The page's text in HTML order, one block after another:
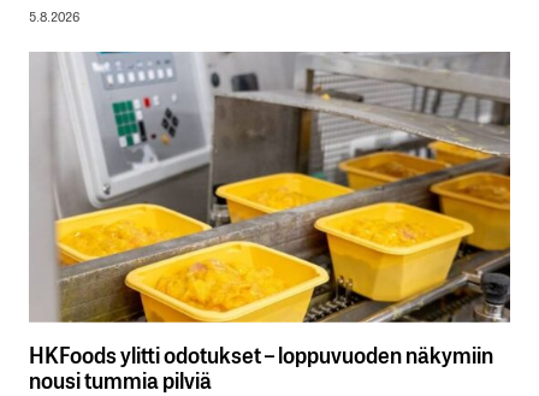
5.8.2026
HKFoods ylitti odotukset – loppuvuoden näkymiin
nousi tummia pilviä